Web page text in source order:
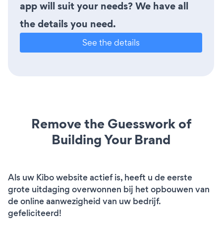
app will suit your needs? We have all
the details you need.
See the details
Remove the Guesswork of
Building Your Brand
Als uw Kibo website actief is, heeft u de eerste
grote uitdaging overwonnen bij het opbouwen van
de online aanwezigheid van uw bedrijf.
gefeliciteerd!